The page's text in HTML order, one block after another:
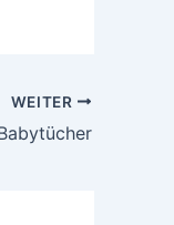
WEITER